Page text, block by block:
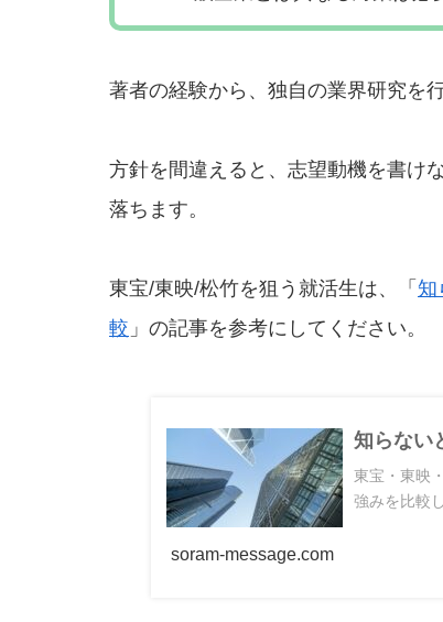
著者の経験から、独自の業界研究を
方針を間違えると、志望動機を書け
落ちます。
東宝/東映/松竹を狙う就活生は、「 知
較 」の記事を参考にしてください。
知らない
東宝・東映
強みを比較
soram-message.com